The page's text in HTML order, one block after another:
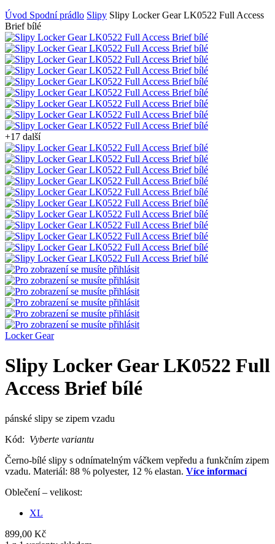
Úvod Spodní prádlo Slipy Slipy Locker Gear LK0522 Full Access
Brief bílé
+17 další
Locker Gear
Slipy Locker Gear LK0522 Full
Access Brief bílé
pánské slipy se zipem vzadu
Kód: Vyberte variantu
Černo-bílé slipy s odnímatelným váčkem vepředu a funkčním zipem
vzadu. Materiál: 88 % polyester, 12 % elastan. Více informací
Oblečení – velikost:
XL
899,00 Kč